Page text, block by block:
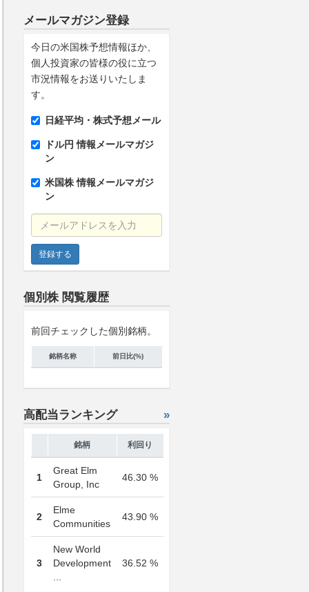
メールマガジン登録
今日の米国株予想情報ほか、
個人投資家の皆様の役に立つ
市況情報をお送りいたしま
す。
日経平均・株式予想メール
ドル円 情報メールマガジ
ン
米国株 情報メールマガジ
ン
メールアドレスを入力
個別株 閲覧履歴
前回チェックした個別銘柄。
銘柄名称 前日比(%)
高配当ランキング »
銘柄 利回り
1
Great Elm
Group, Inc
46.30 %
2
Elme
Communities
43.90 %
3
New World
Development
36.52 %